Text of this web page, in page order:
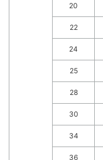
20
22
24
25
28
30
34
36